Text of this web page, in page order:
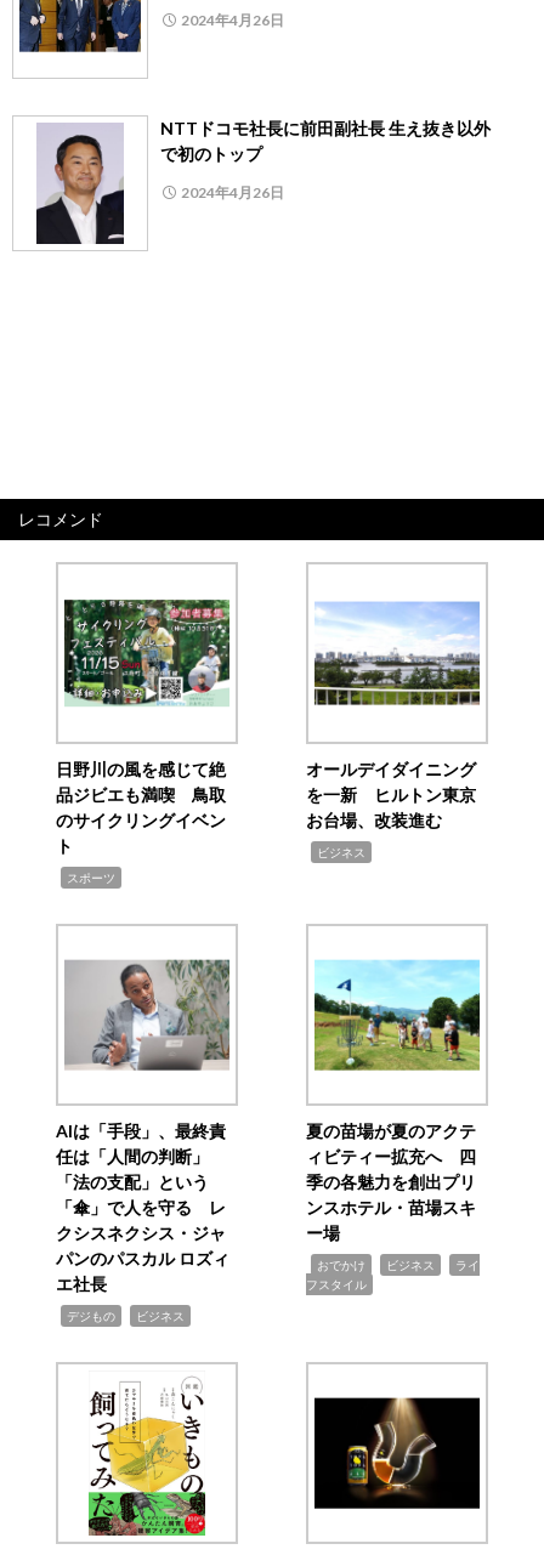
2024年4月26日
NTTドコモ社長に前田副社長 生え抜き以外
で初のトップ
2024年4月26日
レコメンド
日野川の風を感じて絶
品ジビエも満喫 鳥取
のサイクリングイベン
ト
スポーツ
オールデイダイニング
を一新 ヒルトン東京
お台場、改装進む
ビジネス
AIは「手段」、最終責
任は「人間の判断」
「法の支配」という
「傘」で人を守る レ
クシスネクシス・ジャ
パンのパスカル ロズィ
エ社長
デジもの ビジネス
夏の苗場が夏のアクテ
ィビティー拡充へ 四
季の各魅力を創出プリ
ンスホテル・苗場スキ
ー場
おでかけ ビジネス
ライ
フスタイル